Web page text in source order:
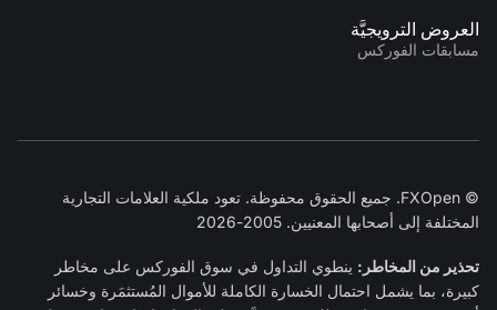
العروض الترويجيَّة
مسابقات الفوركس
© FXOpen. جميع الحقوق محفوظة. تعود ملكية العلامات التجارية
المختلفة إلى أصحابها المعنيين. 2005-2026
تحذير من المخاطر: ينطوي التداول في سوق الفوركس على مخاطر
كبيرة، بما يشمل احتمال الخسارة الكاملة للأموال المُستثمَرة وخسائر